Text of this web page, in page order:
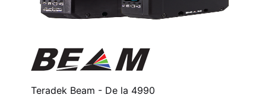
Teradek Beam - De la 4990